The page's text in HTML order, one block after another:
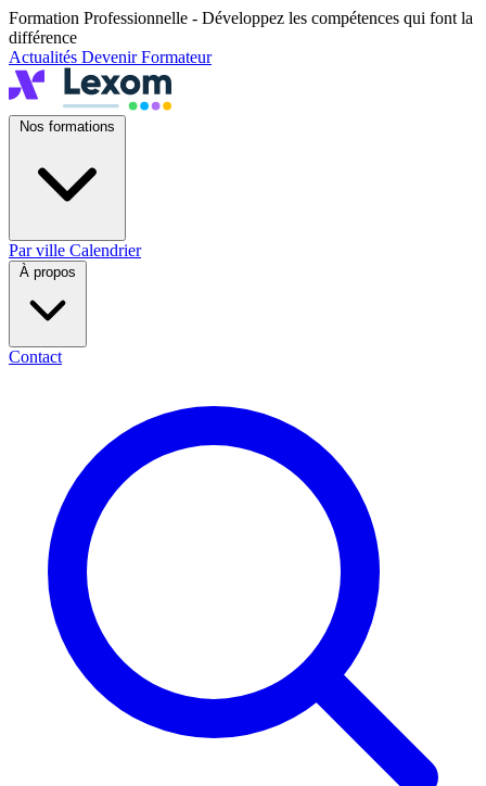
Formation Professionnelle - Développez les compétences qui font la
différence
Actualités Devenir Formateur
Nos formations
Par ville Calendrier
À propos
Contact